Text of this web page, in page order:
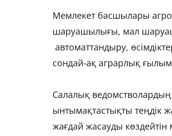
Мемлекет басшылары
шаруашылығы, мал
автоматтандыру,
сондай-ақ аграрлық
Салалық
ынтымақтастықты теңдік
жағдай жасауды